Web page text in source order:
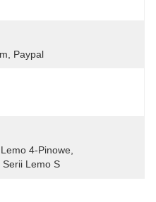
Paypal
Lemo 4-Pinowe
Serii Lemo S